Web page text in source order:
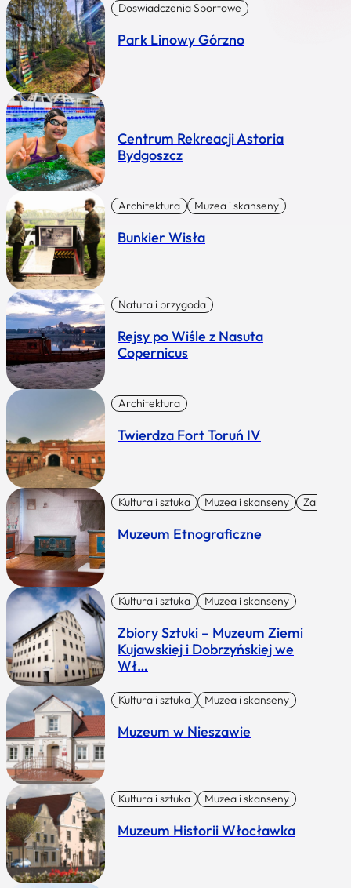
Doswiadczenia Sportowe
Park Linowy Górzno
Centrum Rekreacji Astoria
Bydgoszcz
Architektura Muzea i skanseny
Bunkier Wisła
Natura i przygoda
Rejsy po Wiśle z Nasuta
Copernicus
Architektura
Twierdza Fort Toruń IV
Kultura i sztuka Muzea i skanseny Zabytki I
Muzeum Etnograficzne
Kultura i sztuka Muzea i skanseny
Zbiory Sztuki – Muzeum Ziemi
Kujawskiej i Dobrzyńskiej we
Wł…
Kultura i sztuka Muzea i skanseny
Muzeum w Nieszawie
Kultura i sztuka Muzea i skanseny
Muzeum Historii Włocławka